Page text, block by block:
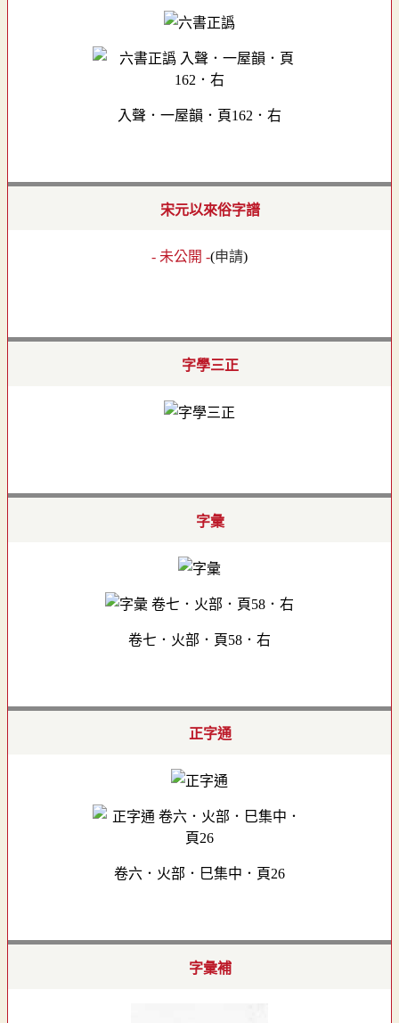
入聲．一屋韻．頁162．右
宋元以來俗字譜
- 未公開 -(申請)
字學三正
字彙
卷七．火部．頁58．右
正字通
卷六．火部．巳集中．頁26
字彙補